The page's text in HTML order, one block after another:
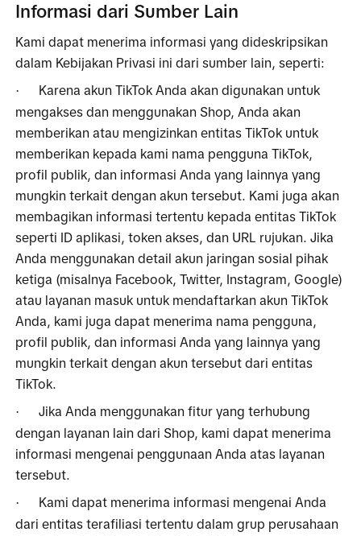
Informasi dari Sumber Lain
Kami dapat menerima informasi yang dideskripsikan
dalam Kebijakan Privasi ini dari sumber lain, seperti:
·
Karena akun TikTok Anda akan digunakan untuk
mengakses dan menggunakan Shop, Anda akan
memberikan atau mengizinkan entitas TikTok untuk
memberikan kepada kami nama pengguna TikTok,
profil publik, dan informasi Anda yang lainnya yang
mungkin terkait dengan akun tersebut. Kami juga akan
membagikan informasi tertentu kepada entitas TikTok
seperti ID aplikasi, token akses, dan URL rujukan. Jika
Anda menggunakan detail akun jaringan sosial pihak
ketiga (misalnya Facebook, Twitter, Instagram, Google)
atau layanan masuk untuk mendaftarkan akun TikTok
Anda, kami juga dapat menerima nama pengguna,
profil publik, dan informasi Anda yang lainnya yang
mungkin terkait dengan akun tersebut dari entitas
TikTok.
·
Jika Anda menggunakan fitur yang terhubung
dengan layanan lain dari Shop, kami dapat menerima
informasi mengenai penggunaan Anda atas layanan
tersebut.
·
Kami dapat menerima informasi mengenai Anda
dari entitas terafiliasi tertentu dalam grup perusahaan